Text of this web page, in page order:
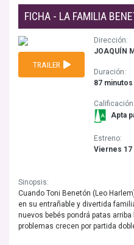
FICHA - LA FAMILIA
TRAILER
Dirección:
JOAQUÍN
Duración:
87 minutos
Calificación:
Apta
Estreno:
Viernes 17
Sinopsis:
Cuando Toni Benetón (Leo
en su entrañable y divertida
nuevos bebés pondrá patas
problemas crecen por partida